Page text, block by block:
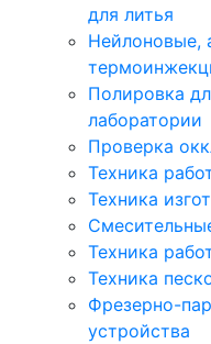
для литья
Нейлоновые,
Полировка
лаборатории
Проверка
Техника
Техника
Техника
Техника
Фрезерно-
устройства